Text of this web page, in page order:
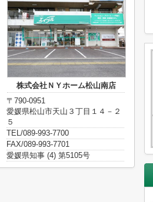
株式会社ＮＹホーム松山南店
〒790-0951
愛媛県松山市天山３丁目１４－２
５
TEL/089-993-7700
FAX/089-993-7701
愛媛県知事 (4) 第5105号